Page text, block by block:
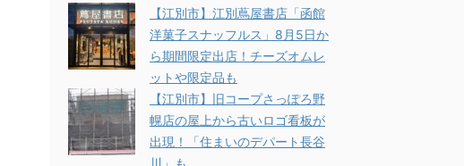
【江別市】江別蔦屋書店「函館
洋菓子スナッフルス」8月5日か
ら期間限定出店！チーズオムレ
ットや限定品も
【江別市】旧コープさっぽろ野
幌店の屋上から古いロゴ看板が
出現！「住まいのデパート長谷
川」も